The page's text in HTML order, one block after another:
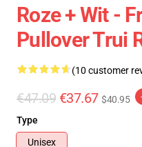
Roze + Wit -
Pullover Trui
(10 customer
€47.09 €37.67 $40.95
Type
Unisex